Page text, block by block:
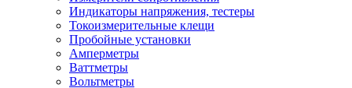
Индикаторы напряжения, тестеры
Токоизмерительные клещи
Пробойные установки
Амперметры
Ваттметры
Вольтметры